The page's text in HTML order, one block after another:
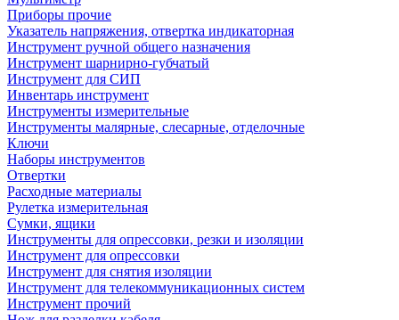
Приборы прочие
Указатель напряжения, отвертка индикаторная
Инструмент ручной общего назначения
Инструмент шарнирно-губчатый
Инструмент для СИП
Инвентарь инструмент
Инструменты измерительные
Инструменты малярные, слесарные, отделочные
Ключи
Наборы инструментов
Отвертки
Расходные материалы
Рулетка измерительная
Сумки, ящики
Инструменты для опрессовки, резки и изоляции
Инструмент для опрессовки
Инструмент для снятия изоляции
Инструмент для телекоммуникационных систем
Инструмент прочий